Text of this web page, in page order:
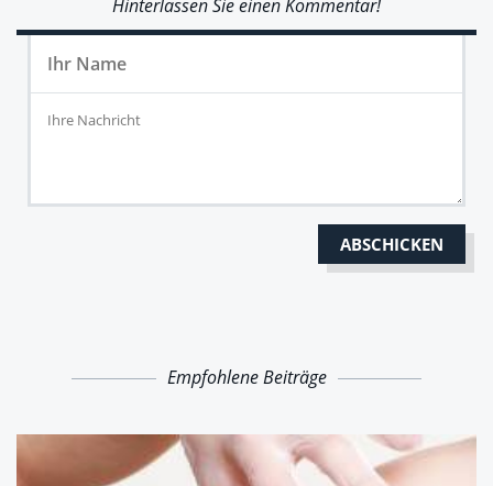
Hinterlassen Sie einen Kommentar!
Empfohlene Beiträge